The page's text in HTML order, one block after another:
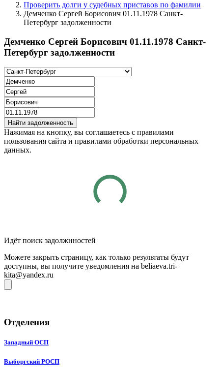
Проверить долги у судебных приставов по фамилии
Демченко Сергей Борисович 01.11.1978 Санкт-
Петербург задолженности
Демченко Сергей Борисович 01.11.1978 Санкт-
Петербург задолженности
Найти задолженность
Нажимая на кнопку, вы соглашаетесь с правилами
пользования сайта и правилами обработки персональных
данных.
Идёт поиск задолжнностей
Можете закрыть страницу, как только результаты будут
доступны, вы получите уведомления на beliaeva.tri-
kita@yandex.ru
Отделения
Западный ОСП
Выборгский РОСП